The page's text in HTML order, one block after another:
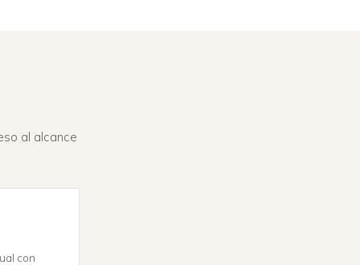
al alcance
con